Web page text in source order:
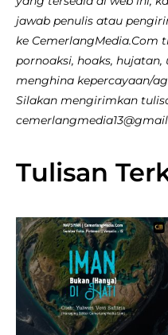
jawab penulis atau
ke CemerlangMedia.Com
pornoaksi, hoaks, hujatan,
menghina kepercayaan/
Silakan mengirimkan
Tulisan